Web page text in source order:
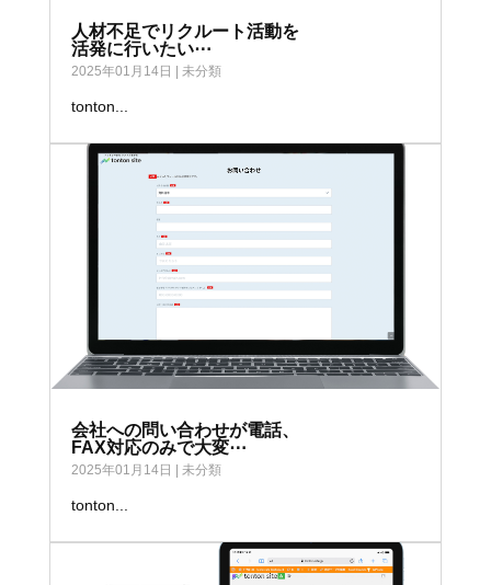
人材不足でリクルート活動を
活発に行いたい⋯
2025年01月14日 未分類
tonton...
会社への問い合わせが電話、
FAX対応のみで大変⋯
2025年01月14日 未分類
tonton...